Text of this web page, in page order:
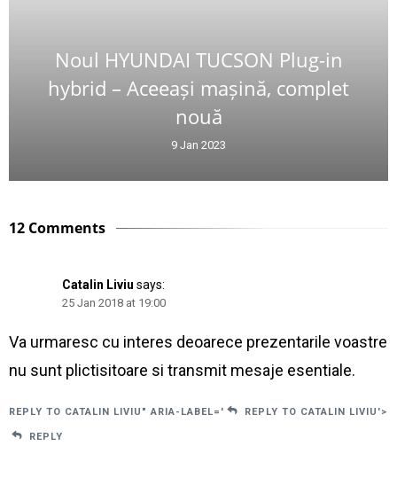
Noul HYUNDAI TUCSON Plug-in
hybrid – Aceeași mașină, complet
nouă
9 Jan 2023
12 Comments
Catalin Liviu says:
25 Jan 2018 at 19:00
Va urmaresc cu interes deoarece prezentarile voastre
nu sunt plictisitoare si transmit mesaje esentiale.
REPLY TO CATALIN LIVIU" ARIA-LABEL=' REPLY TO CATALIN LIVIU'>
REPLY